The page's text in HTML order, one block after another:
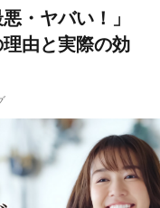
・ヤバい！」
由と実際の効